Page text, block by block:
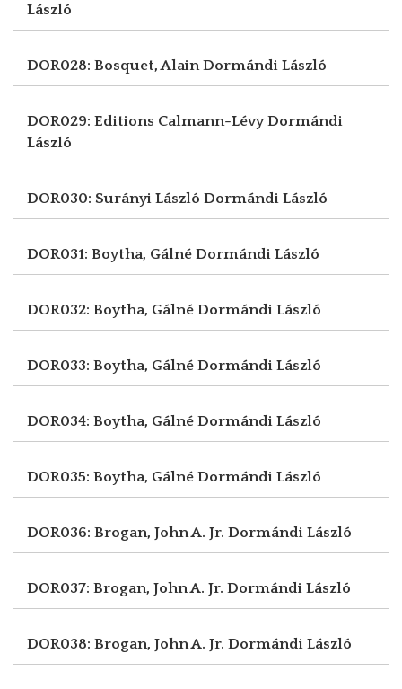
László
DOR028: Bosquet, AlainDormándi László
DOR029: Editions Calmann-LévyDormándi
László
DOR030: Surányi László Dormándi László
DOR031: Boytha, Gálné Dormándi László
DOR032: Boytha, Gálné Dormándi László
DOR033: Boytha, Gálné Dormándi László
DOR034: Boytha, Gálné Dormándi László
DOR035: Boytha, Gálné Dormándi László
DOR036: Brogan, John A. Jr. Dormándi László
DOR037: Brogan, John A. Jr. Dormándi László
DOR038: Brogan, John A. Jr. Dormándi László